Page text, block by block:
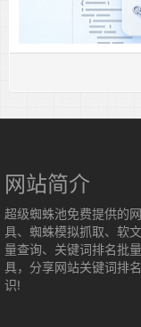
网站简介
超级蜘蛛池免费提供的
具、蜘蛛模拟抓取、软
量查询、关键词排名批
具，分享网站关键词排
识!